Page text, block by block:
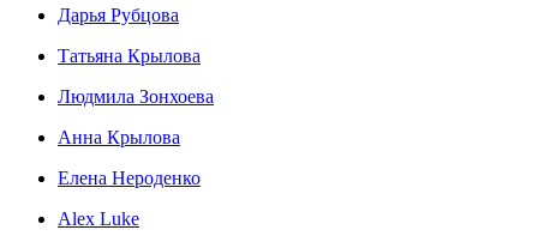
Дарья Рубцова
Татьяна Крылова
Людмила Зонхоева
Анна Крылова
Елена Нероденко
Alex Luke